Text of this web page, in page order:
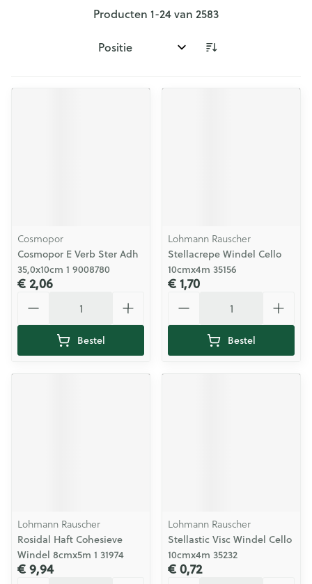
Producten 1-24van 2583
Sorteer op:
Cosmopor
Cosmopor E Verb Ster Adh
35,0x10cm 1 9008780
€ 2,06
Bestel
Lohmann Rauscher
Stellacrepe Windel Cello
10cmx4m 35156
€ 1,70
Bestel
Lohmann Rauscher
Rosidal Haft Cohesieve
Windel 8cmx5m 1 31974
€ 9,94
Lohmann Rauscher
Stellastic Visc Windel Cello
10cmx4m 35232
€ 0,72